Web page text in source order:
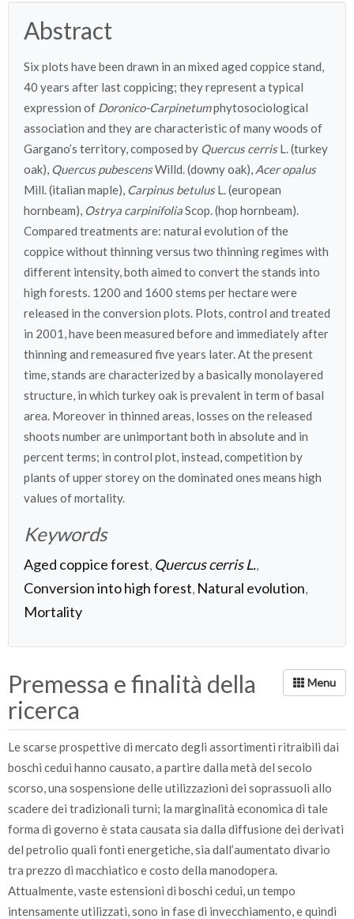
Abstract
Six plots have been drawn in an mixed aged coppice stand,
40 years after last coppicing; they represent a typical
expression of Doronico-Carpinetumphytosociological
association and they are characteristic of many woods of
Gargano’s territory, composed by Quercus cerrisL. (turkey
oak), Quercus pubescensWilld. (downy oak), Acer opalus
Mill. (italian maple), Carpinus betulusL. (european
hornbeam), Ostrya carpinifoliaScop. (hop hornbeam).
Compared treatments are: natural evolution of the
coppice without thinning versus two thinning regimes with
different intensity, both aimed to convert the stands into
high forests. 1200 and 1600 stems per hectare were
released in the conversion plots. Plots, control and treated
in 2001, have been measured before and immediately after
thinning and remeasured five years later. At the present
time, stands are characterized by a basically monolayered
structure, in which turkey oak is prevalent in term of basal
area. Moreover in thinned areas, losses on the released
shoots number are unimportant both in absolute and in
percent terms; in control plot, instead, competition by
plants of upper storey on the dominated ones means high
values of mortality.
Keywords
Aged coppice forest, Quercus cerris L.,
Conversion into high forest, Natural evolution,
Mortality
Premessa e finalità della
ricerca
Le scarse prospettive di mercato degli assortimenti ritraibili dai
boschi cedui hanno causato, a partire dalla metà del secolo
scorso, una sospensione delle utilizzazioni dei soprassuoli allo
scadere dei tradizionali turni; la marginalità economica di tale
forma di governo è stata causata sia dalla diffusione dei derivati
del petrolio quali fonti energetiche, sia dall’aumentato divario
tra prezzo di macchiatico e costo della manodopera.
Attualmente, vaste estensioni di boschi cedui, un tempo
intensamente utilizzati, sono in fase di invecchiamento, e quindi